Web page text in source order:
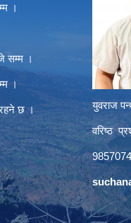
।
सम्म ।
।
रहने छ । युवराज
वरिष्ठ